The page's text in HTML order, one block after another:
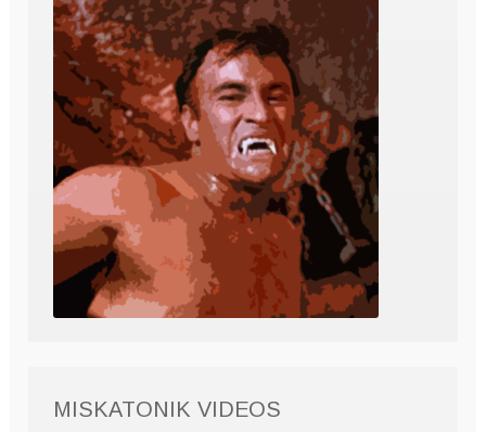
MISKATONIK VIDEOS